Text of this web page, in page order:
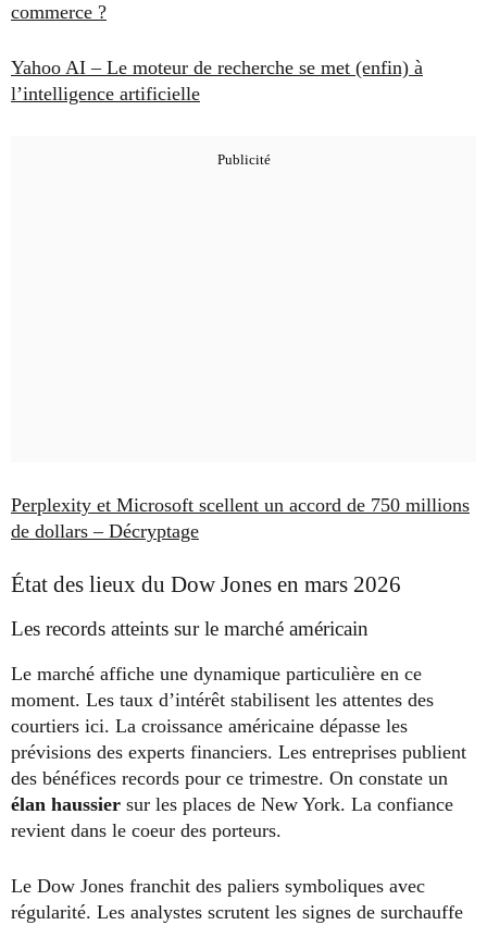
commerce ?
Yahoo AI – Le moteur de recherche se met (enfin) à
l’intelligence artificielle
Perplexity et Microsoft scellent un accord de 750 millions
de dollars – Décryptage
État des lieux du Dow Jones en mars 2026
Les records atteints sur le marché américain
Le marché affiche une dynamique particulière en ce
moment. Les taux d’intérêt stabilisent les attentes des
courtiers ici. La croissance américaine dépasse les
prévisions des experts financiers. Les entreprises publient
des bénéfices records pour ce trimestre. On constate un
élan haussier sur les places de New York. La confiance
revient dans le coeur des porteurs.
Le Dow Jones franchit des paliers symboliques avec
régularité. Les analystes scrutent les signes de surchauffe